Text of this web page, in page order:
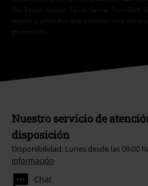
Die Toten Hosen, Feine Sahne Fischfilet,
regalo y artículos que incluyen una
promoción.
Nuestro servicio de
disposición
Disponibilidad: Lunes desde las 09:00
información
Chat